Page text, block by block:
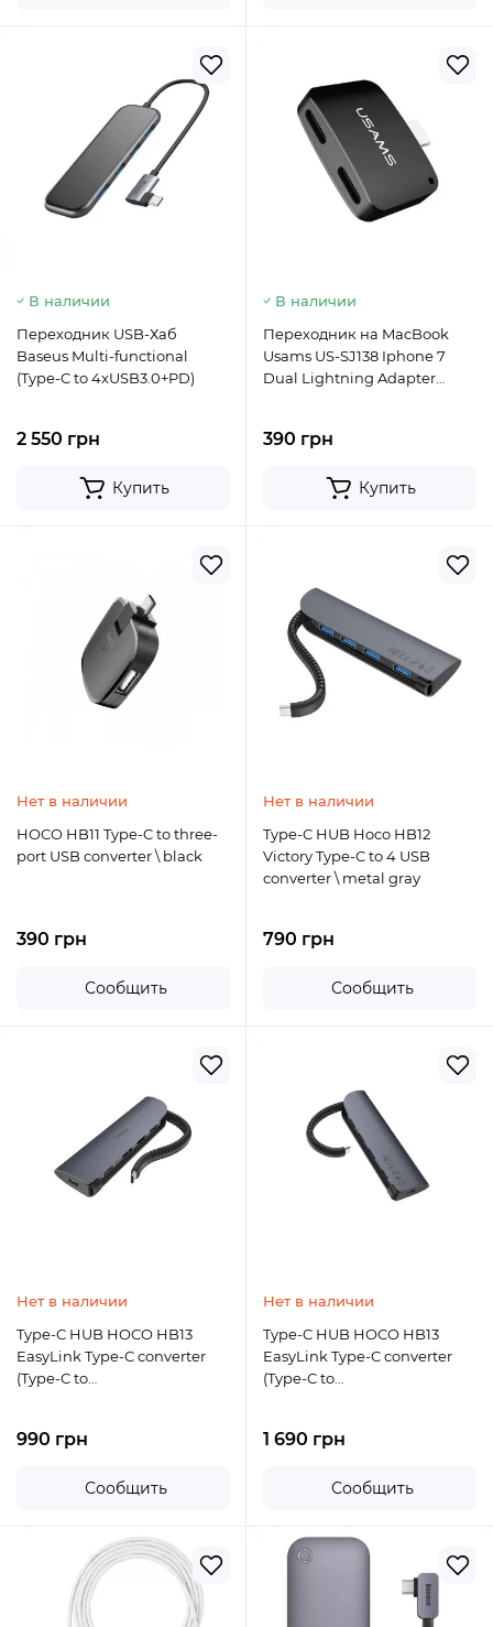
В наличии
Переходник USB-Хаб
Baseus Multi-functional
(Type-C to 4xUSB3.0+PD)
2 550 грн
Купить
В наличии
Переходник на MacBook
Usams US-SJ138 Iphone 7
Dual Lightning Adapter
390 грн
Купить
Нет в наличии
HOCO HB11 Type-C to three-
port USB converter \ black
390 грн
Сообщить
Нет в наличии
Type-C HUB Hoco HB12
Victory Type-C to 4 USB
converter \ metal gray
790 грн
Сообщить
Нет в наличии
Type-C HUB HOCO HB13
EasyLink Type-C converter
(Type-C to
990 грн
Сообщить
Нет в наличии
Type-C HUB HOCO HB13
EasyLink Type-C converter
(Type-C to
1 690 грн
Сообщить